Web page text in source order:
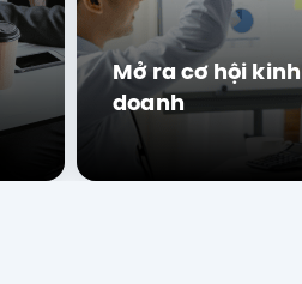
Mở ra cơ hội kinh
doanh